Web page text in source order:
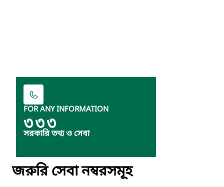
FOR ANY INFORMATION
৩৩৩
সরকারি তথ্য ও সেবা
জরুরি সেবা নম্বরসমূহ